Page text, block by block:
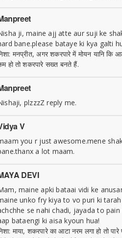
ji, maine ajj atte aur suji ke
bane.please bataye ki kya galti
मनप्रीत, अगर शकरपारे में मोयन यानि कि
हो तो शकरपारे सख्त बनते हैं.
plzzzZ reply me.
V
you r just awesome.mene
a lot maam.
DEVI
maine apki bataai vidi ke
unko fry kiya to vo puri ki
se nahi chadi, jayada to
bataengi ki aisa kyoun hua!
माया, शकरपारे का आटा नरम लगा हो तो